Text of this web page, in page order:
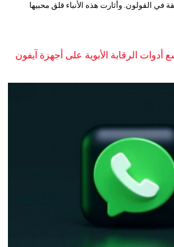
في القولون. وأثارت هذه الأنباء قلق محبيها
الرقابة الأبوية على أجهزة آيفون